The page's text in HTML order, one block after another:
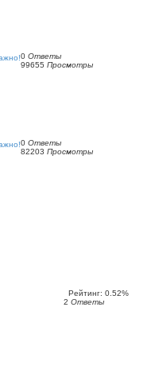
0 Ответы
99655 Просмотры
0 Ответы
82203 Просмотры
Рейтинг: 0.52%
2 Ответы